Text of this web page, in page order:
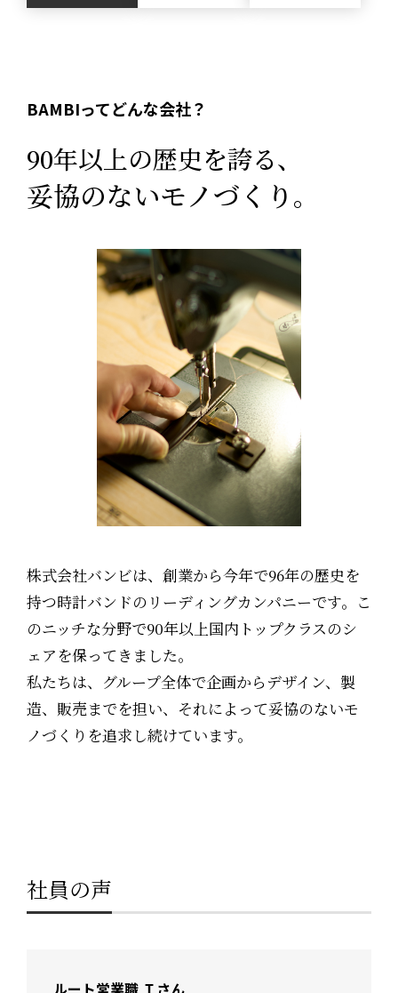
BAMBIってどんな会社？
90年以上の歴史を誇る、
妥協のないモノづくり。
株式会社バンビは、創業から今年で96年の歴史を
持つ時計バンドのリーディングカンパニーです。こ
のニッチな分野で90年以上国内トップクラスのシ
ェアを保ってきました。
私たちは、グループ全体で企画からデザイン、製
造、販売までを担い、それによって妥協のないモ
ノづくりを追求し続けています。
社員の声
ルート営業職 Ｉさん